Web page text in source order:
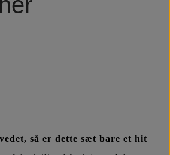
om emballage
så er dette sæt bare et hit